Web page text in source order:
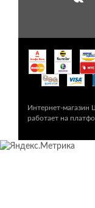
Интернет-магазин
работает на